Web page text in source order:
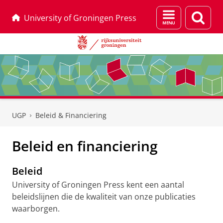
University of Groningen Press
Menu
en
UGP Beleid & Financiering
Beleid en financiering
Beleid
University of Groningen Press kent een aantal
beleidslijnen die de kwaliteit van onze publicaties
waarborgen.